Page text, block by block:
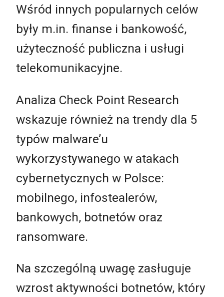
Wśród innych popularnych celów
były m.in. finanse i bankowość,
użyteczność publiczna i usługi
telekomunikacyjne.
Analiza Check Point Research
wskazuje również na trendy dla 5
typów malware’u
wykorzystywanego w atakach
cybernetycznych w Polsce:
mobilnego, infostealerów,
bankowych, botnetów oraz
ransomware.
Na szczególną uwagę zasługuje
wzrost aktywności botnetów, który